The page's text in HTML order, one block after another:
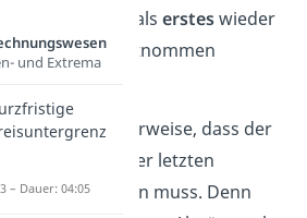
auch als ersteswieder
dem Lager entnommen
heißt logischerweise, dass der
aus der letzten
stammen muss. Denn
und Extrema
– Dauer: 04:05